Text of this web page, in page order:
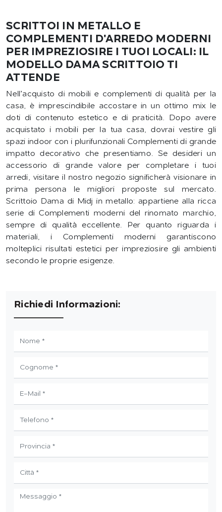
SCRITTOI IN METALLO E
COMPLEMENTI D'ARREDO MODERNI
PER IMPREZIOSIRE I TUOI LOCALI: IL
MODELLO DAMA SCRITTOIO TI
ATTENDE
Nell’acquisto di mobili e complementi di qualità per la
casa, è imprescindibile accostare in un ottimo mix le
doti di contenuto estetico e di praticità. Dopo avere
acquistato i mobili per la tua casa, dovrai vestire gli
spazi indoor con i plurifunzionali Complementi di grande
impatto decorativo che presentiamo. Se desideri un
accessorio di grande valore per completare i tuoi
arredi, visitare il nostro negozio significherà visionare in
prima persona le migliori proposte sul mercato.
Scrittoio Dama di Midj in metallo: appartiene alla ricca
serie di Complementi moderni del rinomato marchio,
sempre di qualità eccellente. Per quanto riguarda i
materiali, i Complementi moderni garantiscono
molteplici risultati estetici per impreziosire gli ambienti
secondo le proprie esigenze.
Richiedi Informazioni: